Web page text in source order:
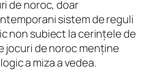
de noroc, doar
sistem de reguli
non subiect la cerințele de
jocuri de noroc menține
a miza a vedea.